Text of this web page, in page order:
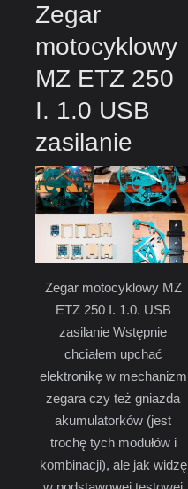
Zegar
motocyklowy
MZ ETZ 250
I. 1.0 USB
zasilanie
Zegar motocyklowy MZ
ETZ 250 I. 1.0. USB
zasilanie Wstępnie
chciałem upchać
elektronikę w mechanizm
zegara czy też gniazda
akumulatorków (jest
trochę tych modułów i
kombinacji), ale jak widzę